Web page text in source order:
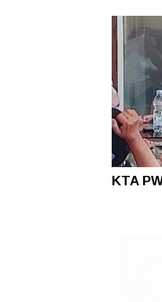
KTA